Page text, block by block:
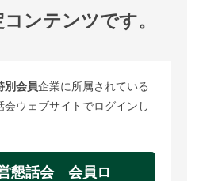
コンテンツです。
別会員企業に所属されている
ウェブサイトでログインし
懇話会 会員ロ